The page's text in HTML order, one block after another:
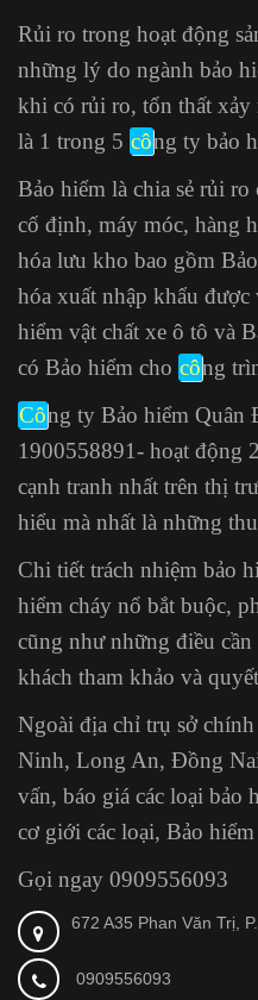
Rủi ro trong hoạt động
những lý do ngành bảo
khi có rủi ro, tổn thất xảy
là 1 trong 5 công ty bảo
Bảo hiểm là chia sẻ rủi
cố định, máy móc, hàng
hóa lưu kho bao gồm
hóa xuất nhập khẩu
hiểm vật chất xe ô tô và
có Bảo hiểm cho công
Công ty Bảo hiểm Quân
1900558891- hoạt động
cạnh tranh nhất trên thị
hiểu mà nhất là những
Chi tiết trách nhiệm bảo
hiểm cháy nổ bắt buộc,
cũng như những điều
khách tham khảo và
Ngoài địa chỉ trụ sở
Ninh, Long An, Đồng
vấn, báo giá các loại bảo
cơ giới các loại, Bảo
Gọi ngay 0909556093
672 A35 Phan Văn Trị,
0909556093